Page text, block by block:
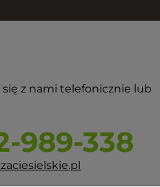
z nami telefonicznie lub
989-338